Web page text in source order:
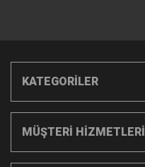
KATEGORİLER
MÜŞTERİ HİZMETLERİ